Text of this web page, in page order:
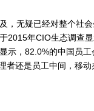
无疑已经对整个社会
2015年CIO生态调查
示，82.0%的中国员
者还是员工中间，移